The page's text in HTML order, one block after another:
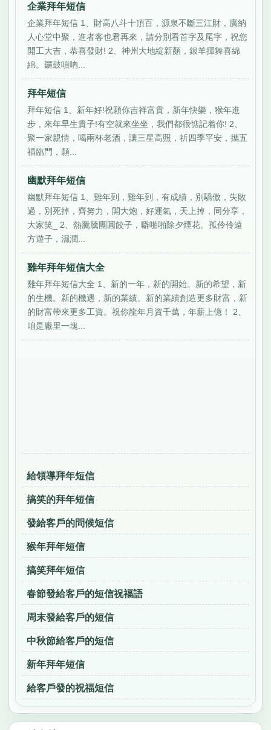
企業拜年短信
企業拜年短信 1、財高八斗十頂百，源泉不斷三江財，廣納
人心堂中聚，進者客也君再來，請分別看首字及尾字，祝您
開工大吉，恭喜發財! 2、神州大地綻新顏，銀羊揮舞喜綿
綿。鑼鼓嗩吶...
拜年短信
拜年短信 1、新年好!祝願你吉祥富貴，新年快樂，猴年進
步，來年早生貴子!有空就來坐坐，我們都很惦記着你! 2、
聚一家親情，喝兩杯老酒，讓三星高照，祈四季平安，攜五
福臨門，願...
幽默拜年短信
幽默拜年短信 1、雞年到，雞年到，有成績，別驕傲，失敗
過，別死掉，齊努力，開大炮，好運氣，天上掉，同分享，
大家笑_ 2、熱騰騰團圓餃子，噼啪啪除夕煙花。孤伶伶遠
方遊子，濕潤...
雞年拜年短信大全
雞年拜年短信大全 1、新的一年，新的開始。新的希望，新
的生機。新的機遇，新的業績。新的業績創造更多財富，新
的財富帶來更多工資。祝你龍年月資千萬，年薪上億！ 2、
咱是廠里一塊...
給領導拜年短信
搞笑的拜年短信
發給客戶的問候短信
猴年拜年短信
搞笑拜年短信
春節發給客戶的短信祝福語
周末發給客戶的短信
中秋節給客戶的短信
新年拜年短信
給客戶發的祝福短信